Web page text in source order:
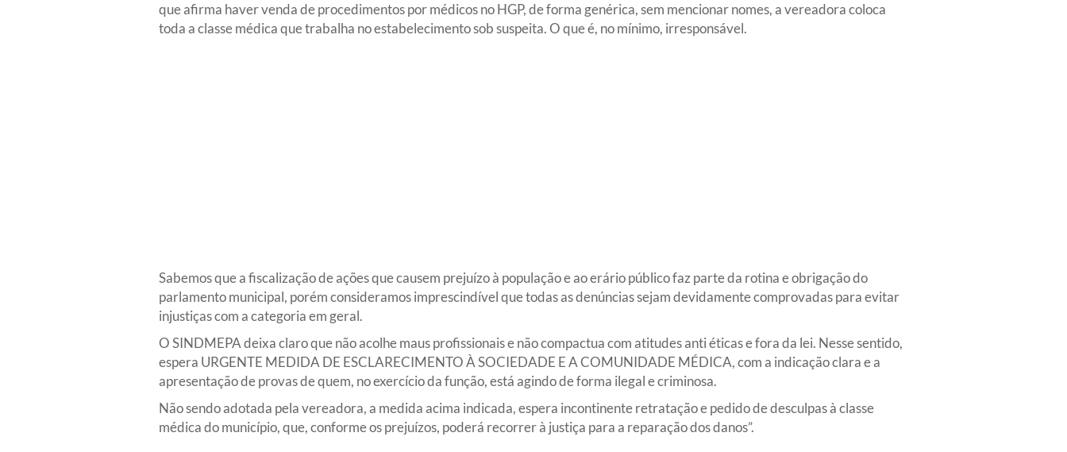
que afirma haver venda de procedimentos por médicos no HGP, de forma genérica, sem mencionar nomes, a vereadora coloca
toda a classe médica que trabalha no estabelecimento sob suspeita. O que é, no mínimo, irresponsável.
Sabemos que a fiscalização de ações que causem prejuízo à população e ao erário público faz parte da rotina e obrigação do
parlamento municipal, porém consideramos imprescindível que todas as denúncias sejam devidamente comprovadas para evitar
injustiças com a categoria em geral.
O SINDMEPA deixa claro que não acolhe maus profissionais e não compactua com atitudes anti éticas e fora da lei. Nesse sentido,
espera URGENTE MEDIDA DE ESCLARECIMENTO À SOCIEDADE E A COMUNIDADE MÉDICA, com a indicação clara e a
apresentação de provas de quem, no exercício da função, está agindo de forma ilegal e criminosa.
Não sendo adotada pela vereadora, a medida acima indicada, espera incontinente retratação e pedido de desculpas à classe
médica do município, que, conforme os prejuízos, poderá recorrer à justiça para a reparação dos danos”.